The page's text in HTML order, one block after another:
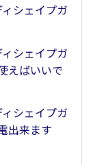
シェイプガ
シェイプガ
えばいいで
シェイプガ
出来ます